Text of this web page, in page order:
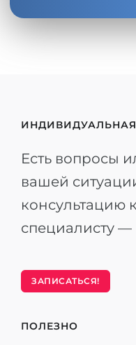
Есть вопросы
вашей
консультацию
специалисту
ЗАПИСАТЬСЯ!
ПОЛЕЗНО